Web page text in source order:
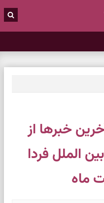
خبرها از
الملل فردا